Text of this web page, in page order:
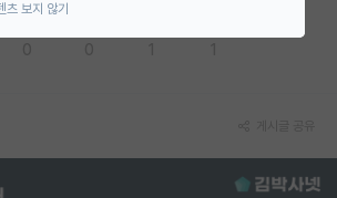
게시판
츠 보지 않기